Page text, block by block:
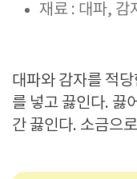
재료 : 대파, 감
대파와 감자를 적
를 넣고 끓인다. 끓
간 끓인다. 소금으